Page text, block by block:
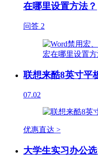
在哪里设置方法？
问答 2
联想来酷8英寸平
07.02
优惠直达 >
大学生实习办公